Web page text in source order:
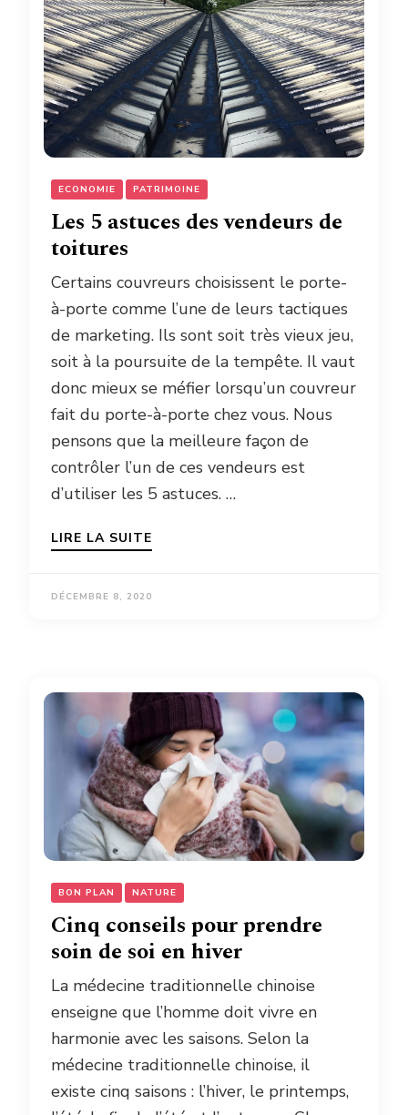
ECONOMIE PATRIMOINE
Les 5 astuces des vendeurs de
toitures
Certains couvreurs choisissent le porte-
à-porte comme l’une de leurs tactiques
de marketing. Ils sont soit très vieux jeu,
soit à la poursuite de la tempête. Il vaut
donc mieux se méfier lorsqu’un couvreur
fait du porte-à-porte chez vous. Nous
pensons que la meilleure façon de
contrôler l’un de ces vendeurs est
d’utiliser les 5 astuces. …
LIRE LA SUITE
DÉCEMBRE 8, 2020
BON PLAN NATURE
Cinq conseils pour prendre
soin de soi en hiver
La médecine traditionnelle chinoise
enseigne que l’homme doit vivre en
harmonie avec les saisons. Selon la
médecine traditionnelle chinoise, il
existe cinq saisons : l’hiver, le printemps,